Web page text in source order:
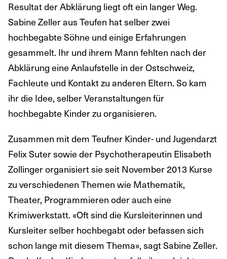
Resultat der Abklärung liegt oft ein langer Weg.
Sabine Zeller aus Teufen hat selber zwei
hochbegabte Söhne und einige Erfahrungen
gesammelt. Ihr und ihrem Mann fehlten nach der
Abklärung eine Anlaufstelle in der Ostschweiz,
Fachleute und Kontakt zu anderen Eltern. So kam
ihr die Idee, selber Veranstaltungen für
hochbegabte Kinder zu organisieren.
Zusammen mit dem Teufner Kinder- und Jugendarzt
Felix Suter sowie der Psychotherapeutin Elisabeth
Zollinger organisiert sie seit November 2013 Kurse
zu verschiedenen Themen wie Mathematik,
Theater, Programmieren oder auch eine
Krimiwerkstatt. «Oft sind die Kursleiterinnen und
Kursleiter selber hochbegabt oder befassen sich
schon lange mit diesem Thema», sagt Sabine Zeller.